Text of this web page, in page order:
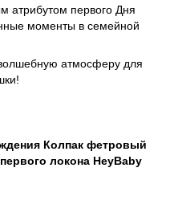
атрибутом первого Дня
моменты в семейной
атмосферу для
Колпак фетровый
локона HeyBaby